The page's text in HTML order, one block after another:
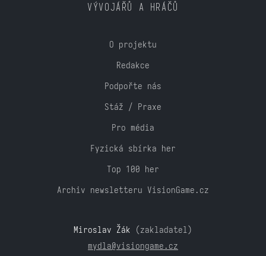
VÝVOJÁŘŮ A HRÁČŮ
O projektu
Redakce
Podpořte nás
Stáž / Praxe
Pro média
Fyzická sbírka her
Top 100 her
Archiv newsletteru VisionGame.cz
Miroslav Žák (zakladatel)
mydla@visiongame.cz